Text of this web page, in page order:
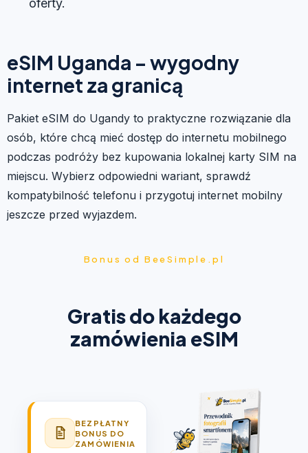
oferty.
eSIM Uganda – wygodny
internet za granicą
Pakiet eSIM do Ugandy to praktyczne rozwiązanie dla
osób, które chcą mieć dostęp do internetu mobilnego
podczas podróży bez kupowania lokalnej karty SIM na
miejscu. Wybierz odpowiedni wariant, sprawdź
kompatybilność telefonu i przygotuj internet mobilny
jeszcze przed wyjazdem.
Bonus od BeeSimple.pl
Gratis do każdego
zamówienia eSIM
BEZPŁATNY
BONUS DO
ZAMÓWIENIA